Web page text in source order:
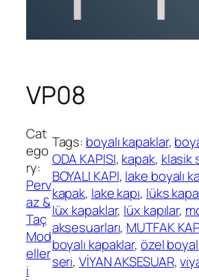
VP08
Cat
ego
ry:
Perv
az &
Taç
Mod
eller
i
Tags: boyalı kapaklar,
ODA KAPISI, kapak, klasik
BOYALI KAPI, lake boyalı
kapak, lake kapı, lüks
lüx kapaklar, lüx kapılar,
aksesuarları, MUTFAK
boyalı kapaklar, özel
seri, VİYAN AKSESUAR,